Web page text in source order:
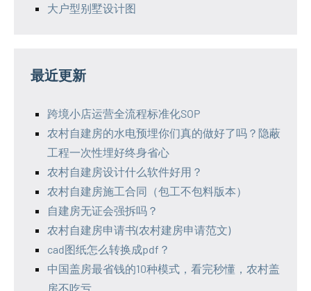
大户型别墅设计图
最近更新
跨境小店运营全流程标准化SOP
农村自建房的水电预埋你们真的做好了吗？隐蔽
工程一次性埋好终身省心
农村自建房设计什么软件好用？
农村自建房施工合同（包工不包料版本）
自建房无证会强拆吗？
农村自建房申请书(农村建房申请范文)
cad图纸怎么转换成pdf？
中国盖房最省钱的10种模式，看完秒懂，农村盖
房不吃亏